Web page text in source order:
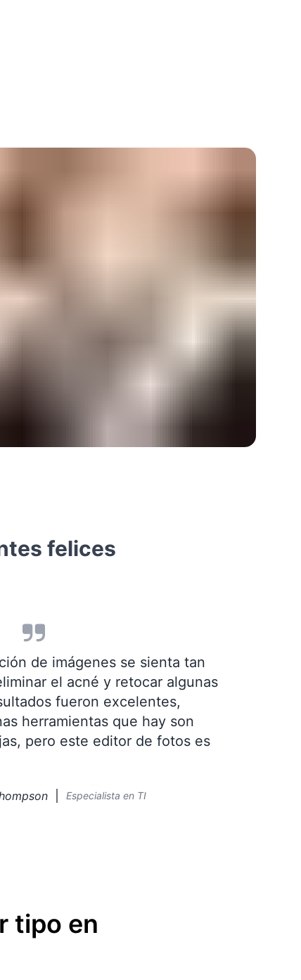
felices
de imágenes se sienta tan
el acné y retocar algunas
fueron excelentes,
herramientas que hay son
pero este editor de fotos es
Especialista en TI
tipo en